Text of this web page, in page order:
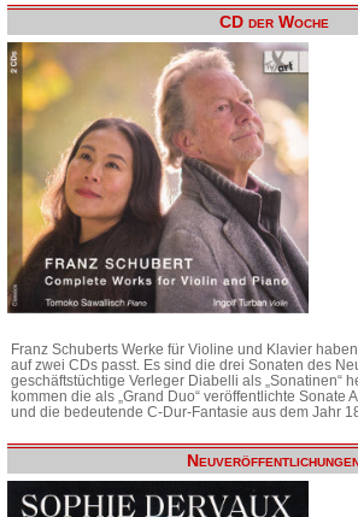
CD der Woche
Franz Schuberts Werke für Violine und Klavier
auf zwei CDs passt. Es sind die drei Sonaten des
geschäftstüchtige Verleger Diabelli als „Sonatinen“
kommen die als „Grand Duo“ veröffentlichte Sonate
und die bedeutende C-Dur-Fantasie aus dem Jahr